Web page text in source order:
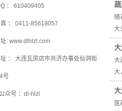
： 610409405
： 0411-85618057
: www.dlhlzl.com
： 大连瓦房店市共济办事处仙洞街
号
众号 ：dl-hlzl
大
大
大